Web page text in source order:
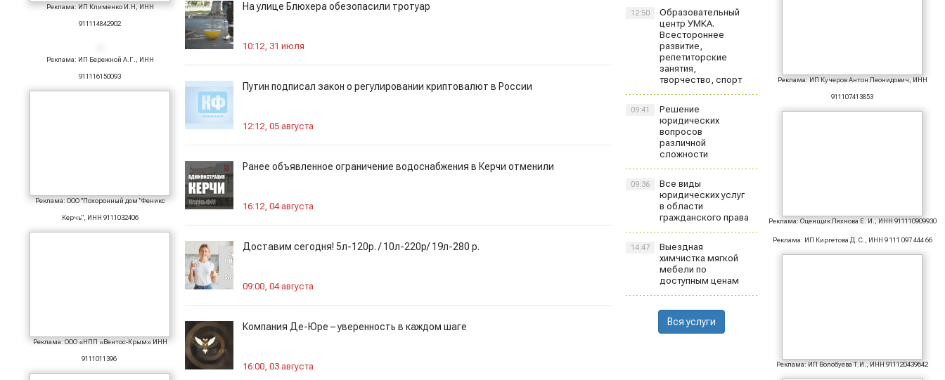
Реклама: ИП Клименко И.Н, ИНН
911114842902
Реклама: ИП Бережной А.Г., ИНН
911116150093
Реклама: ООО "Похоронный дом "Феникс
Керчь", ИНН 9111032406
Реклама: ООО «НПП «Вентос-Крым» ИНН
9111011396
На улице Блюхера обезопасили тротуар
10:12, 31 июля
Путин подписал закон о регулировании криптовалют в России
12:12, 05 августа
Ранее объявленное ограничение водоснабжения в Керчи отменили
16:12, 04 августа
Доставим сегодня! 5л-120р. / 10л-220р/ 19л-280 р.
09:00, 04 августа
Компания Де-Юре – уверенность в каждом шаге
16:00, 03 августа
Образовательный
центр УМКА.
Всестороннее
развитие,
репетиторские
занятия,
творчество, спорт
12:50
Решение
юридических
вопросов
различной
сложности
09:41
Все виды
юридических услуг
в области
гражданского права
09:36
Выездная
химчистка мягкой
мебели по
доступным ценам
14:47
Вся услуги
Реклама: ИП Кучеров Антон Леонидович, ИНН
911107413853
Реклама: Оценщик Ляхнова Е. И., ИНН 911110909930
Реклама: ИП Киргетова Д. С., ИНН 9 111 097 444 66
Реклама: ИП Волобуева Т.И., ИНН 911120439642